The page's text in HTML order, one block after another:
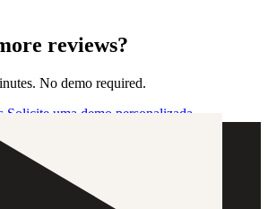
reviews?
No demo required.
Solicite uma demo personalizada